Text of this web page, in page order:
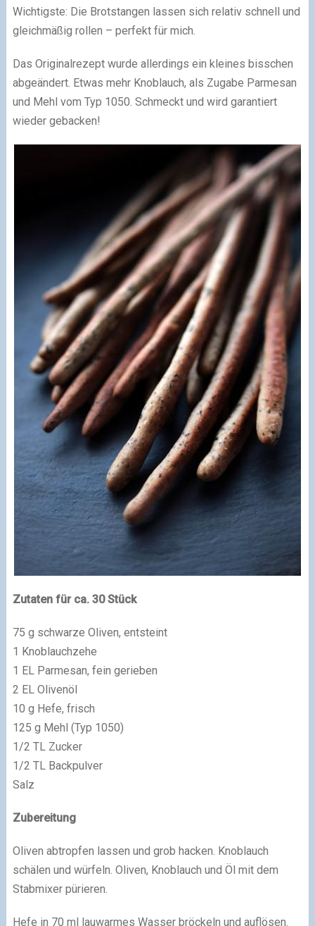
Wichtigste: Die Brotstangen lassen sich relativ schnell und
gleichmäßig rollen – perfekt für mich.
Das Originalrezept wurde allerdings ein kleines bisschen
abgeändert. Etwas mehr Knoblauch, als Zugabe Parmesan
und Mehl vom Typ 1050. Schmeckt und wird garantiert
wieder gebacken!
Zutaten für ca. 30 Stück
75 g schwarze Oliven, entsteint
1 Knoblauchzehe
1 EL Parmesan, fein gerieben
2 EL Olivenöl
10 g Hefe, frisch
125 g Mehl (Typ 1050)
1/2 TL Zucker
1/2 TL Backpulver
Salz
Zubereitung
Oliven abtropfen lassen und grob hacken. Knoblauch
schälen und würfeln. Oliven, Knoblauch und Öl mit dem
Stabmixer pürieren.
Hefe in 70 ml lauwarmes Wasser bröckeln und auflösen.